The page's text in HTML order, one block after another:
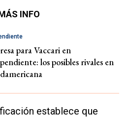
INFO
para Vaccari en
los posibles rivales en
establece que